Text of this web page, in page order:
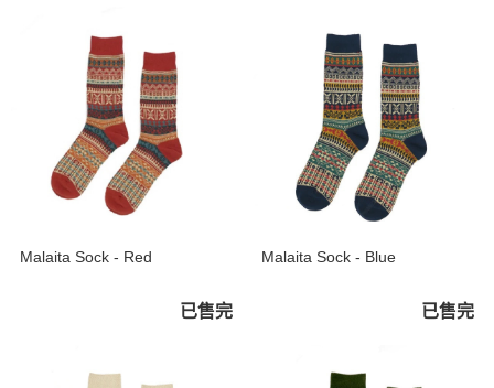
Malaita Sock - Red
已售完
Malaita Sock - Blue
已售完